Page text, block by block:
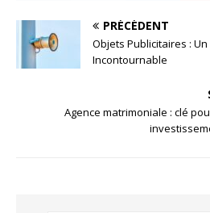
PRÉCÉDENT
Objets Publicitaires :
Incontournable
Agence matrimoniale : clé